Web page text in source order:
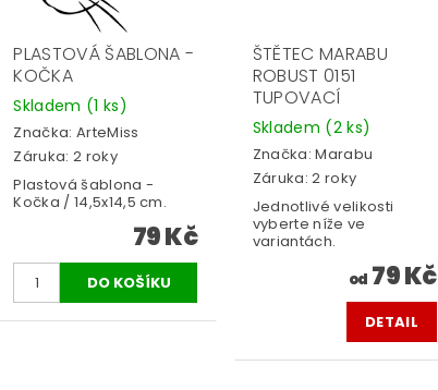
PLASTOVÁ ŠABLONA -
KOČKA
Skladem (1 ks)
Značka: ArteMiss
Záruka: 2 roky
Plastová šablona -
Kočka / 14,5x14,5 cm.
79 Kč
ŠTĚTEC MARABU
ROBUST 0151
TUPOVACÍ
Skladem (2 ks)
Značka:Marabu
Záruka: 2 roky
Jednotlivé velikosti
vyberte níže ve
variantách.
od 79 Kč
DETAIL